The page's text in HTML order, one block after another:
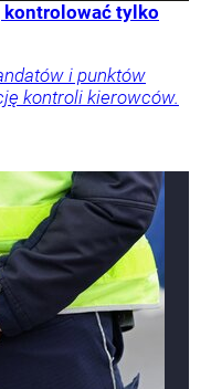
kontrolować tylko
i punktów
kontroli kierowców.